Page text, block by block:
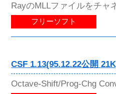
RayのMLLファイルをチャ
フリーソフト
CSF 1.13(95.12.22公開
Octave-Shift/Prog-Chg